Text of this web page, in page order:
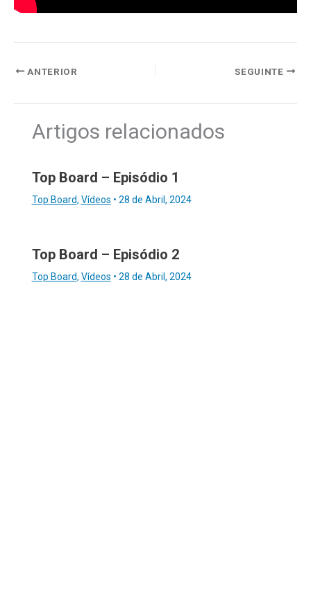
ANTERIOR SEGUINTE
Artigos relacionados
Top Board – Episódio 1
Top Board, Vídeos • 28 de Abril, 2024
Top Board – Episódio 2
Top Board, Vídeos • 28 de Abril, 2024